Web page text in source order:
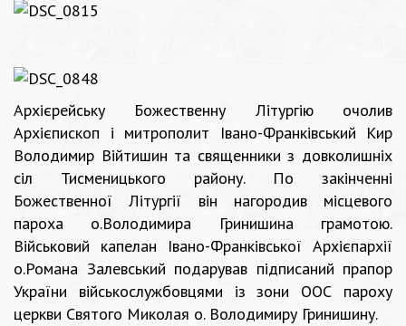
Архієрейську Божественну Літургію очолив
Архієпископ і митрополит Івано-Франківський Кир
Володимир Війтишин та священники з довколишніх
сіл Тисменицького району. По закінченні
Божественної Літургії він нагородив місцевого
пароха о.Володимира Гринишина грамотою.
Військовий капелан Івано-Франківської Архієпархії
о.Романа Залевський подарував підписаний прапор
України військослужбовцями із зони ООС пароху
церкви Святого Миколая о. Володимиру Гринишину.